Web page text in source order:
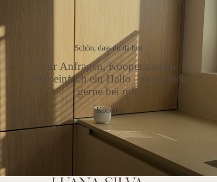
Schön, dass du da bist
Für Anfragen, Kooperationen
oder einfach ein Hallo – meld dich
gerne bei mir.
Kontakt